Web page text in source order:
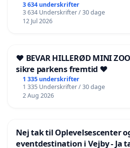
3 634 underskrifter
3 634 Underskrifter / 30 dage
12 Jul 2026
❤️ BEVAR HILLERØD MINI
sikre parkens fremtid ❤️
1 335 underskrifter
1 335 Underskrifter / 30 dage
2 Aug 2026
Nej tak til Oplevelsescenter
eventdestination i Vejby - Ja